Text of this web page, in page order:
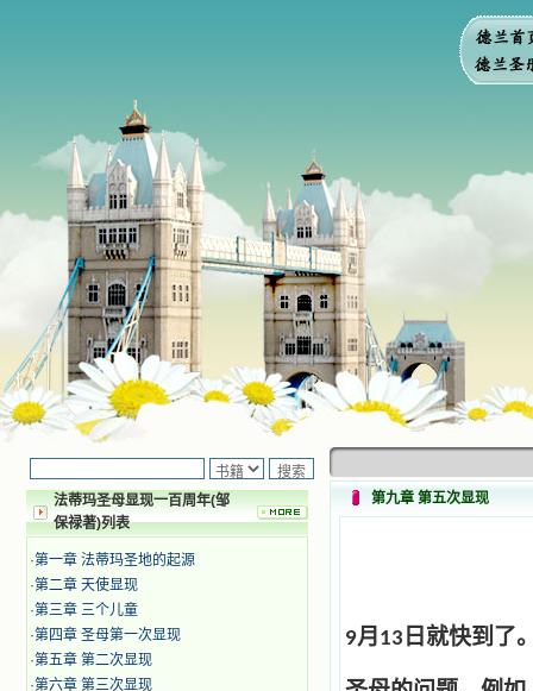
法蒂玛圣母显现一百周年(邹
保禄著)列表
·第一章 法蒂玛圣地的起源
·第二章 天使显现
·第三章 三个儿童
·第四章 圣母第一次显现
·第五章 第二次显现
·第六章 第三次显现
第九章 第五次显现
9月 13 日就快到了